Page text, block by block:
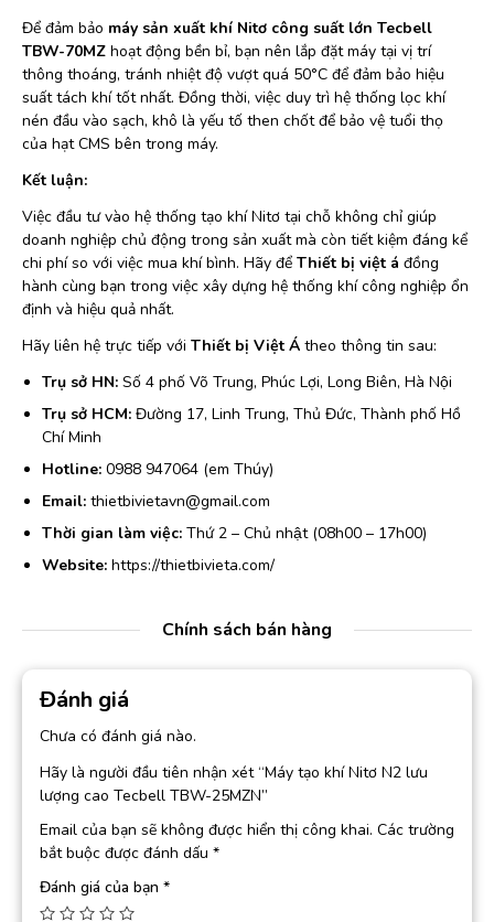
Để đảm bảo máy sản xuất khí Nitơ công suất lớn Tecbell
TBW-70MZ hoạt động bền bỉ, bạn nên lắp đặt máy tại vị trí
thông thoáng, tránh nhiệt độ vượt quá 50°C để đảm bảo hiệu
suất tách khí tốt nhất. Đồng thời, việc duy trì hệ thống lọc khí
nén đầu vào sạch, khô là yếu tố then chốt để bảo vệ tuổi thọ
của hạt CMS bên trong máy.
Kết luận:
Việc đầu tư vào hệ thống tạo khí Nitơ tại chỗ không chỉ giúp
doanh nghiệp chủ động trong sản xuất mà còn tiết kiệm đáng kể
chi phí so với việc mua khí bình. Hãy để Thiết bị việt á đồng
hành cùng bạn trong việc xây dựng hệ thống khí công nghiệp ổn
định và hiệu quả nhất.
Hãy liên hệ trực tiếp với Thiết bị Việt Á theo thông tin sau:
Trụ sở HN: Số 4 phố Võ Trung, Phúc Lợi, Long Biên, Hà Nội
Trụ sở HCM: Đường 17, Linh Trung, Thủ Đức, Thành phố Hồ
Chí Minh
Hotline: 0988 947064 (em Thúy)
Email: thietbivietavn@gmail.com
Thời gian làm việc: Thứ 2 – Chủ nhật (08h00 – 17h00)
Website: https://thietbivieta.com/
Chính sách bán hàng
Đánh giá
Chưa có đánh giá nào.
Hãy là người đầu tiên nhận xét “Máy tạo khí Nitơ N2 lưu
lượng cao Tecbell TBW-25MZN”
Email của bạn sẽ không được hiển thị công khai. Các trường
bắt buộc được đánh dấu *
Đánh giá của bạn *